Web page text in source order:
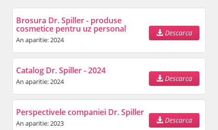
Brosura Dr. Spiller - produse
cosmetice pentru uz personal
An aparitie: 2024
Descarca
Catalog Dr. Spiller - 2024
An aparitie: 2024 Descarca
Perspectivele companiei Dr. Spiller
An aparitie: 2023 Descarca